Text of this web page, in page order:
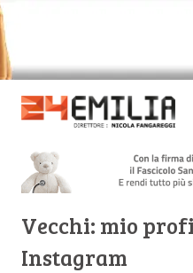
Vecchi: mio
Instagram